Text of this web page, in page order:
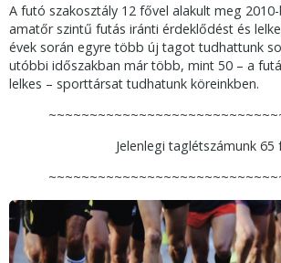
A futó szakosztály 12 fővel alakult meg 2010-
amatőr szintű futás iránti érdeklődést és
évek során egyre több új tagot tudhattunk
utóbbi időszakban már több, mint 50 – a
lelkes – sporttársat tudhatunk köreinkben.
Jelenlegi taglétszámunk 65